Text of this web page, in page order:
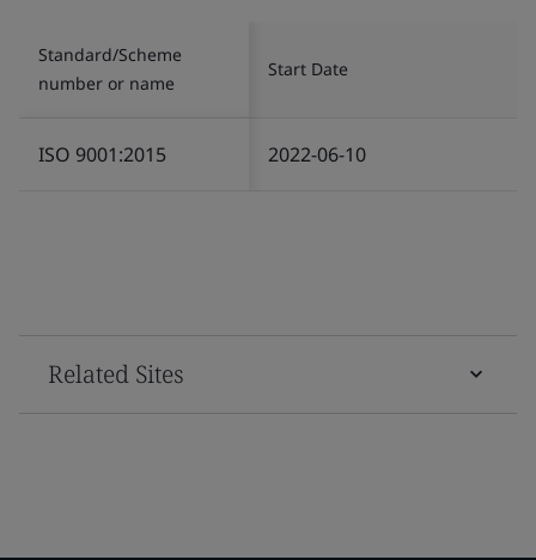
Standard/Scheme
number or name
Start Date
ISO 9001:2015 2022-06-10
Related Sites